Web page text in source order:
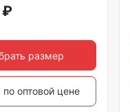
размер
по оптовой цене